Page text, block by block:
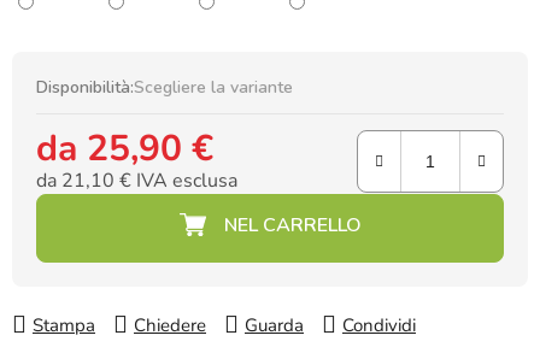
Disponibilità:Scegliere la variante
da 25,90 €
da 21,10 € IVA esclusa
Prezzo della misura:
Stampa Chiedere Guarda Condividi